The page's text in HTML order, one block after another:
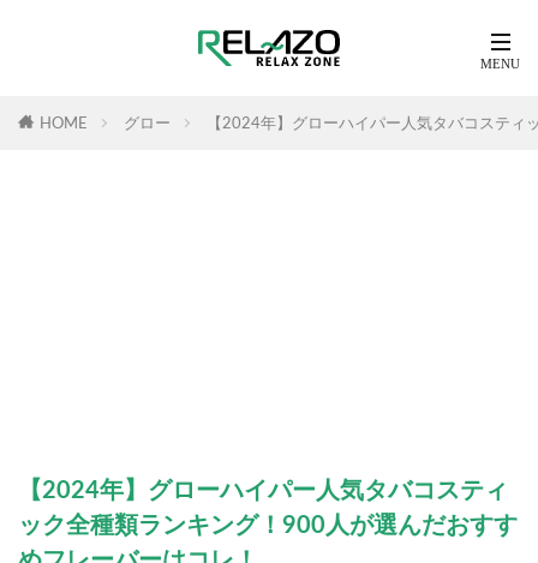
HOME グロー 【2024年】グローハイパー人気タバコステ
【2024年】グローハイパー人気タバコスティ
ック全種類ランキング！900人が選んだおすす